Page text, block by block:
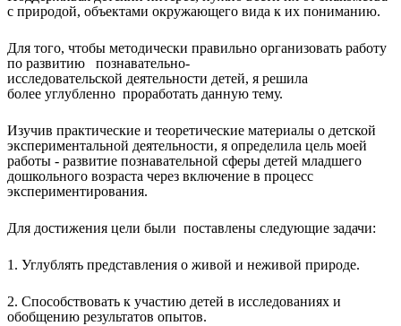
с природой, объектами окружающего вида к их пониманию.
Для того, чтобы методически правильно организовать работу
по развитию познавательно-
исследовательской деятельности детей, я решила
более углубленно проработать данную тему.
Изучив практические и теоретические материалы о детской
экспериментальной деятельности, я определила цель моей
работы - развитие познавательной сферы детей младшего
дошкольного возраста через включение в процесс
экспериментирования.
Для достижения цели были поставлены следующие задачи:
1. Углублять представления о живой и неживой природе.
2. Способствовать к участию детей в исследованиях и
обобщению результатов опытов.